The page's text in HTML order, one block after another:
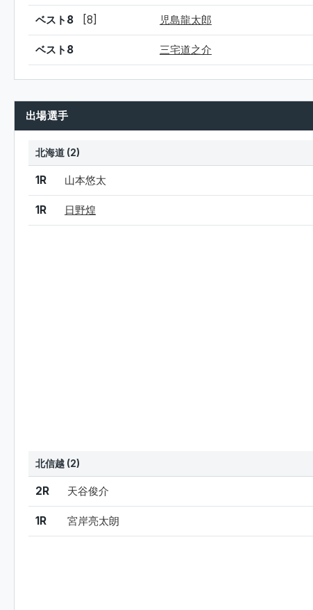
ベスト8 [8] 児島龍太郎
ベスト8 三宅道之介
出場選手
北海道 (2)
結果 シード 選手名
1R 山本悠太
1R 日野煌
北信越 (2)
結果 シード 選手名
2R 天谷俊介
1R 宮岸亮太朗